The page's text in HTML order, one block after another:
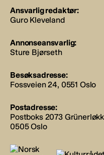
Ansvarlig redaktør:
Guro Kleveland
Annonseansvarlig:
Sture Bjørseth
Besøksadresse:
Fossveien 24, 0551 Oslo
Postadresse:
Postboks 2073
0505 Oslo